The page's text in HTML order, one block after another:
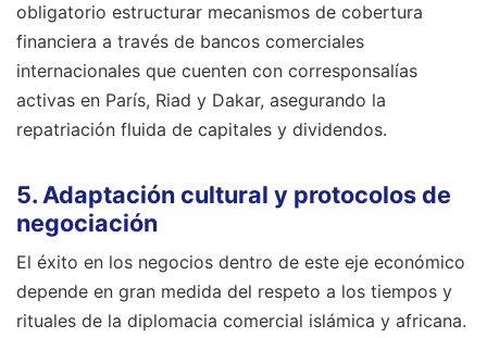
obligatorio estructurar mecanismos de cobertura
financiera a través de bancos comerciales
internacionales que cuenten con corresponsalías
activas en París, Riad y Dakar, asegurando la
repatriación fluida de capitales y dividendos.
5. Adaptación cultural y protocolos de
negociación
El éxito en los negocios dentro de este eje económico
depende en gran medida del respeto a los tiempos y
rituales de la diplomacia comercial islámica y africana.